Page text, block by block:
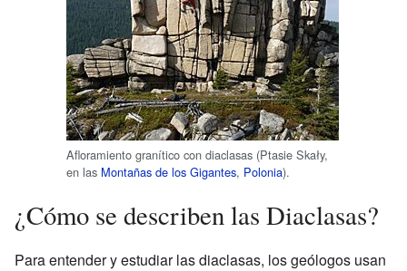
Afloramiento granítico con diaclasas (Ptasie Skały,
en las Montañas de los Gigantes, Polonia).
¿Cómo se describen las Diaclasas?
Para entender y estudiar las diaclasas, los geólogos usan